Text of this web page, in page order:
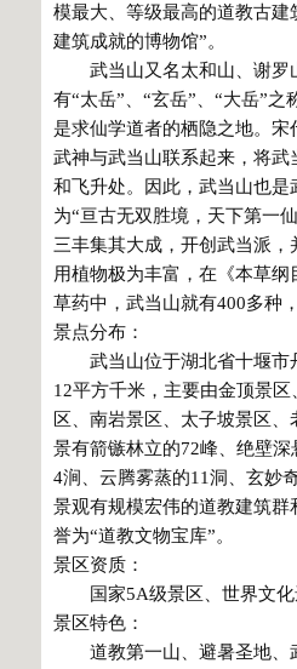
模最大、等级最高的道教古建
建筑成就的博物馆”。
武当山又名太和山、谢罗
有“太岳”、“玄岳”、“大岳”
是求仙学道者的栖隐之地。
武神与武当山联系起来，将
和飞升处。因此，武当山也
为“亘古无双胜境，天下第一
三丰集其大成，开创武当派
用植物极为丰富，在《本草纲
草药中，武当山就有400多种
景点分布：
武当山位于湖北省十堰市
12平方千米，主要由金顶景
区、南岩景区、太子坡景区
景有箭镞林立的72峰、绝壁
4涧、云腾雾蒸的11洞、玄妙
景观有规模宏伟的道教建筑群
誉为“道教文物宝库”。
景区资质：
国家5A级景区、世界文化
景区特色：
道教第一山、避暑圣地、